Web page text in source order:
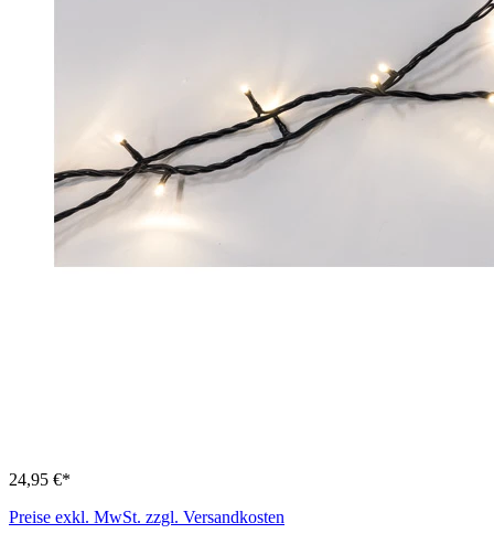
24,95 €*
Preise exkl. MwSt. zzgl. Versandkosten